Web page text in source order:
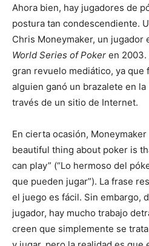
Ahora bien, hay jugadores de
postura tan condescendiente.
Chris Moneymaker, un jugador
World Series of Poker en 2003.
gran revuelo mediático, ya que
alguien ganó un brazalete en la
través de un sitio de Internet.
En cierta ocasión,
beautiful thing about poker is
can play” (“Lo hermoso del
que pueden jugar”). La frase
el juego es fácil. Sin embargo,
jugador, hay mucho trabajo
creen que simplemente se